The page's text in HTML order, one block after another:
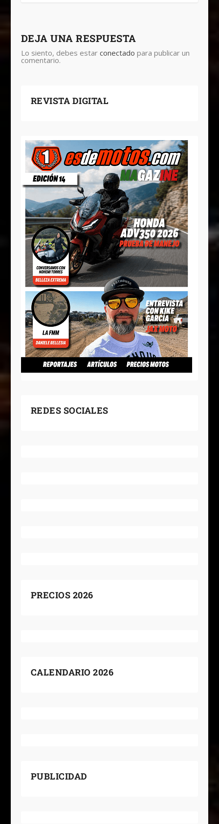
DEJA UNA RESPUESTA
Lo siento, debes estar conectado para publicar un
comentario.
REVISTA DIGITAL
REDES SOCIALES
PRECIOS 2026
CALENDARIO 2026
PUBLICIDAD